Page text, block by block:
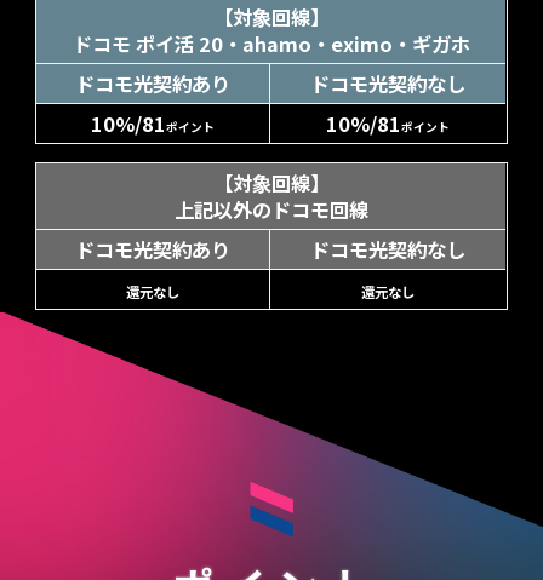
【対象回線】
ドコモ ポイ活 20・ahamo・eximo・ギガホ
ドコモ光契約あり
ドコモ光契約なし
10%/81ポイント 10%/81ポイント
【対象回線】
上記以外のドコモ回線
ドコモ光契約あり
ドコモ光契約なし
還元なし 還元なし